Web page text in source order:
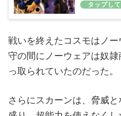
戦いを終えたコスモはノ
守の間にノーウェアは奴
っ取られていたのだった。
さらにスカーンは、脅威